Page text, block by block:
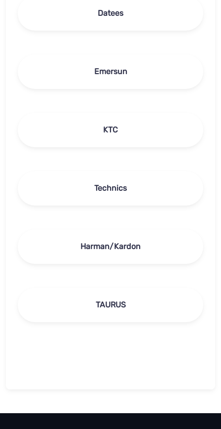
Datees
Emersun
KTC
Technics
Harman/Kardon
TAURUS